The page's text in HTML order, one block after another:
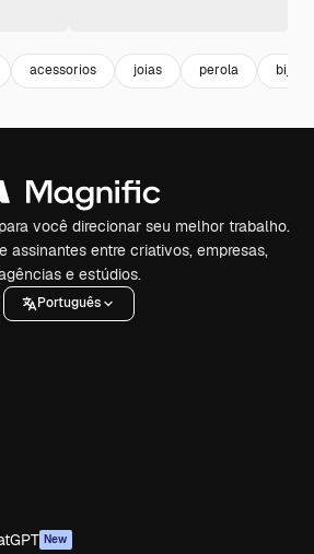
acessorios joias perola
você direcionar seu melhor trabalho.
assinantes entre criativos, empresas,
e estúdios.
Português
New